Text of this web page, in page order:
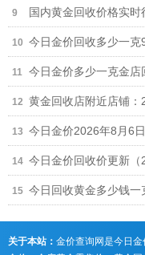
国内黄金回收价格实时
今日金价2026年8月6
今日金价回收价更新（
关于本站： 金价查询网是今日